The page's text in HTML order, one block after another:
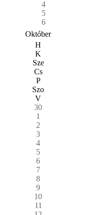
4
5
6
Október
H
K
Sze
Cs
P
Szo
V
30
1
2
3
4
5
6
7
8
9
10
11